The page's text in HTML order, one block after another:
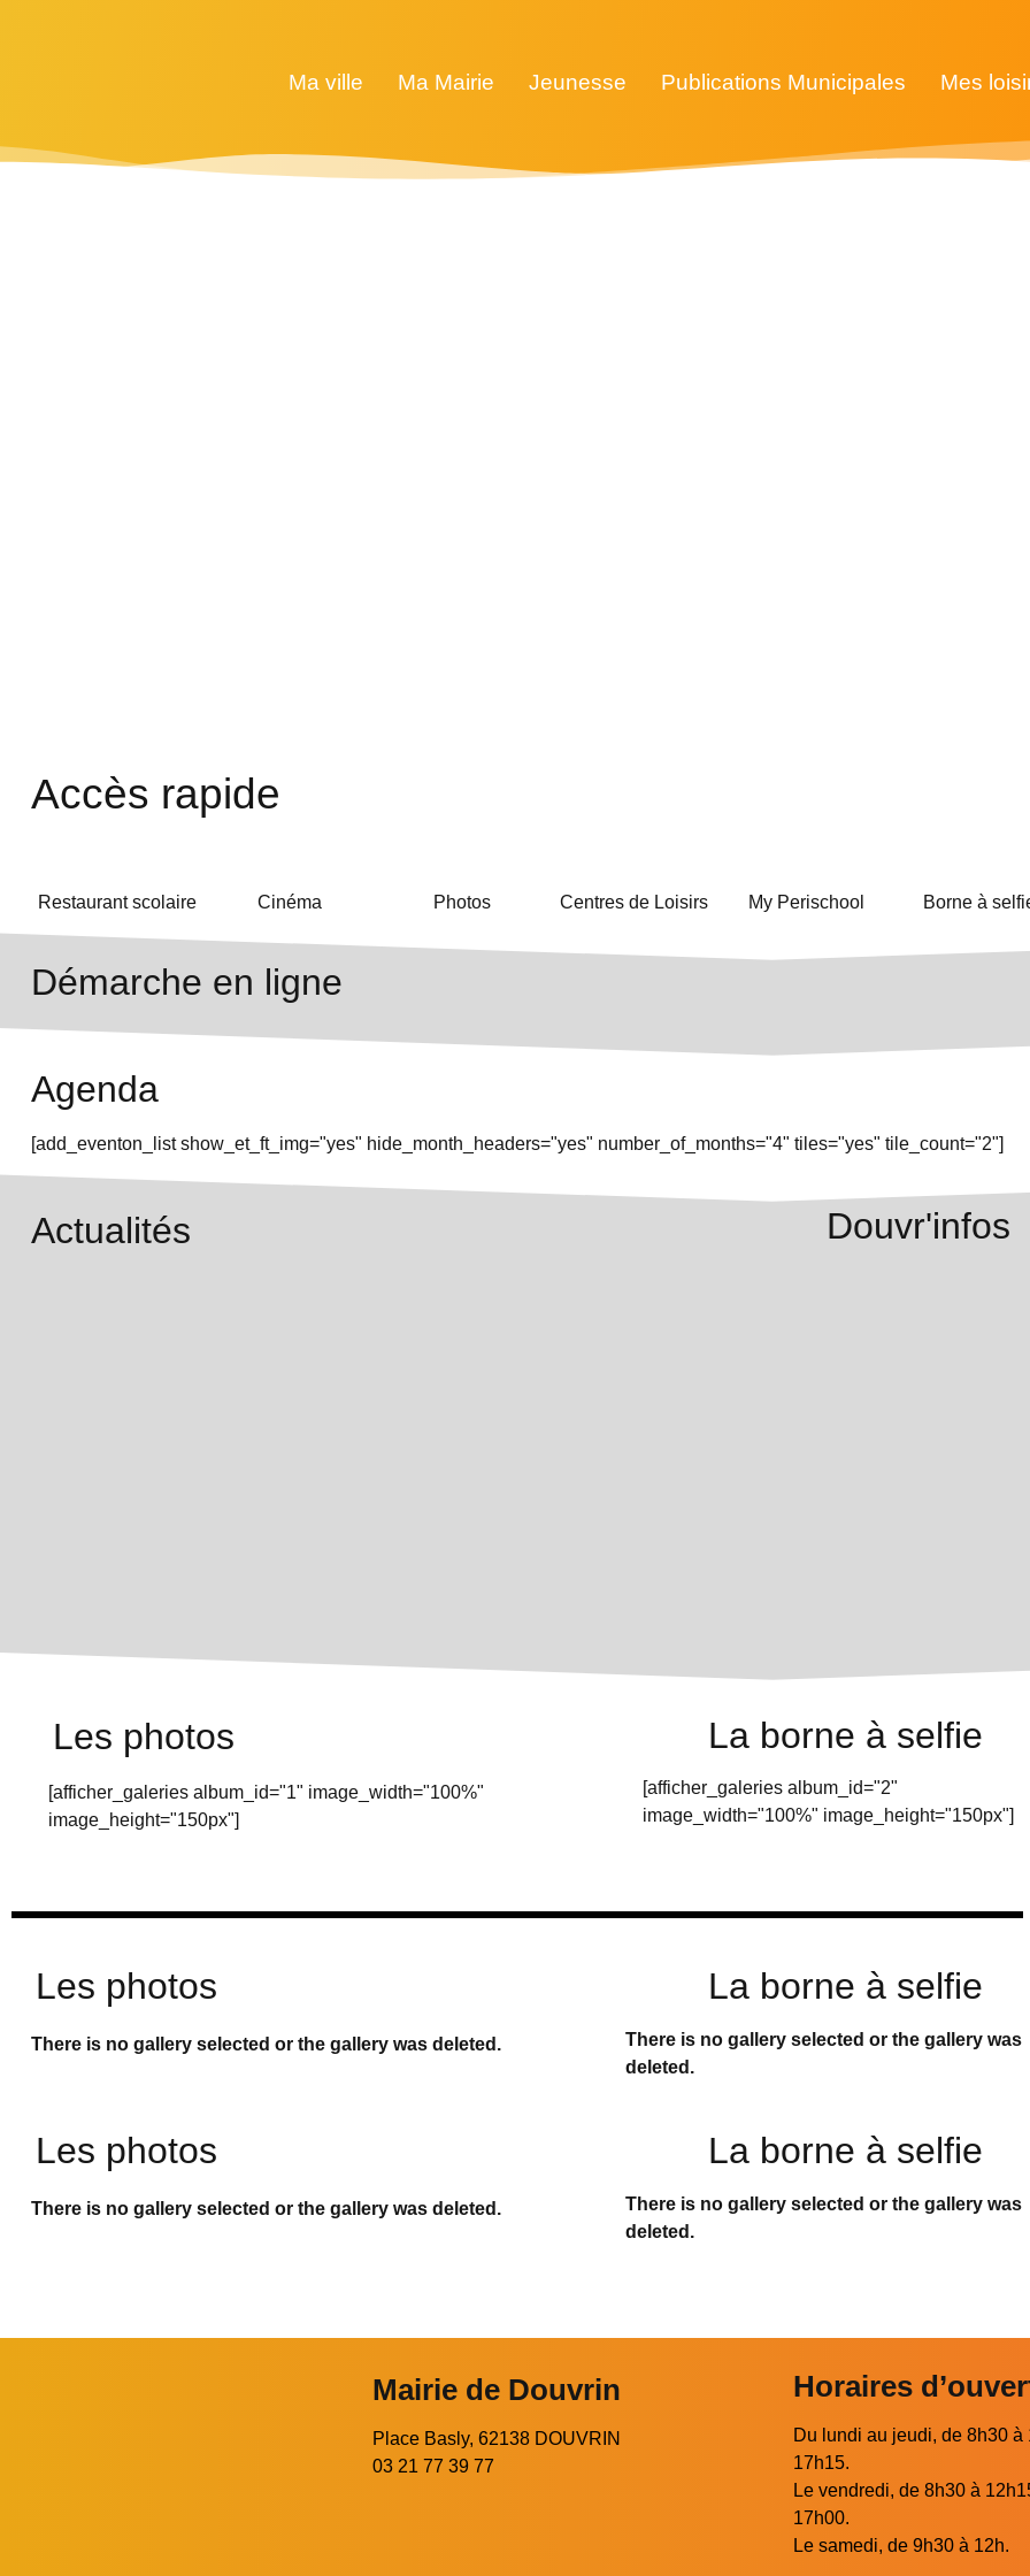
Ma ville Ma Mairie Jeunesse Publications Municipales Mes
Accès rapide
Restaurant scolaire Cinéma Photos Centres de Loisirs My Perischool Borne à
Démarche en ligne
Agenda
[add_eventon_list show_et_ft_img="yes" hide_month_headers="yes" number_of_months="4" tiles="yes" tile_count="2"]
Actualités Douvr'infos
Les photos
[afficher_galeries album_id="1" image_width="100%"
image_height="150px"]
La borne à selfie
[afficher_galeries album_id="2"
image_width="100%" image_height="150px"]
Les photos
There is no gallery selected or the gallery was deleted.
La borne à selfie
There is no gallery selected or the gallery was
deleted.
Les photos
There is no gallery selected or the gallery was deleted.
La borne à selfie
There is no gallery selected or the gallery was
deleted.
Mairie de Douvrin
Place Basly, 62138 DOUVRIN
03 21 77 39 77
Horaires
Du lundi au jeudi, de 8h30
17h15.
Le vendredi, de 8h30 à
17h00.
Le samedi, de 9h30 à 12h.